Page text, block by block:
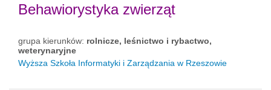
Behawiorystyka zwierząt
grupa kierunków: rolnicze, leśnictwo i rybactwo,
weterynaryjne
Wyższa Szkoła Informatyki i Zarządzania w Rzeszowie